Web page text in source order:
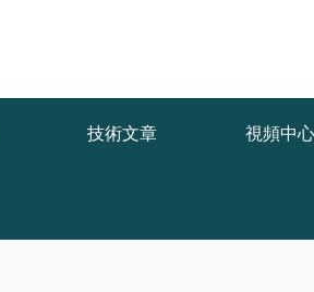
技術文章 視頻中